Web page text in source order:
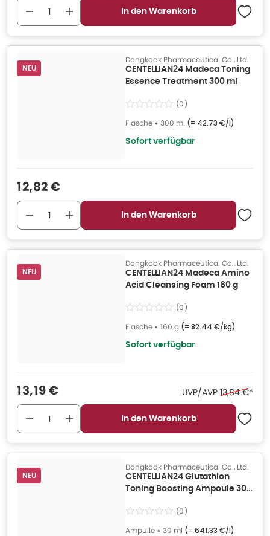
In den Warenkorb
NEU
Dongkook Pharmaceutical Co., Ltd.
CENTELLIAN24 Madeca Toning
Essence Treatment 300 ml
(0)
Flasche • 300 ml (= 42.73 €/l)
Sofort verfügbar
Verkaufspreis
12,82 €
In den Warenkorb
NEU
Dongkook Pharmaceutical Co., Ltd.
CENTELLIAN24 Madeca Amino
Acid Cleansing Foam 160 g
(0)
Flasche • 160 g (= 82.44 €/kg)
Sofort verfügbar
Verkaufspreis
13,19 € UVP/AVP Ehemaliger
13,84 €*
In den Warenkorb
NEU
Dongkook Pharmaceutical Co., Ltd.
CENTELLIAN24 Glutathion
Toning Boosting Ampoule 30
(0)
Ampulle • 30 ml (= 641.33 €/l)